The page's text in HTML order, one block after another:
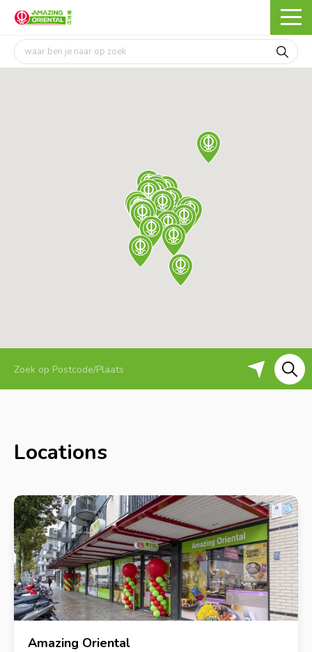
Locations
Amazing Oriental